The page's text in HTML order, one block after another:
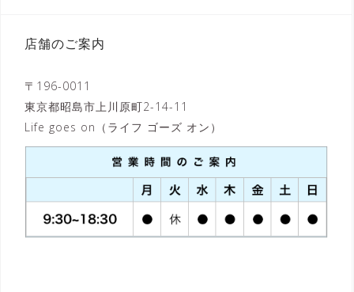
店舗のご案内
〒196-0011
東京都昭島市上川原町2-14-11
Life goes on（ライフ ゴーズ オン）